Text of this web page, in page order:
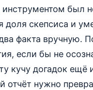
был
доля скепсиса и
факта вручную.
если бы не
кучу догадок ещё
отчёт нужно